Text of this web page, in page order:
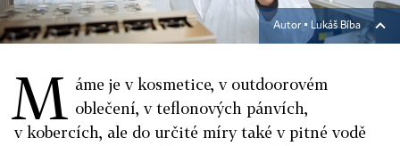
Autor ▪ Lukáš Bíba
M áme je v kosmetice, v outdoorovém
oblečení, v teflonových pánvích,
v kobercích, ale do určité míry také v pitné vodě